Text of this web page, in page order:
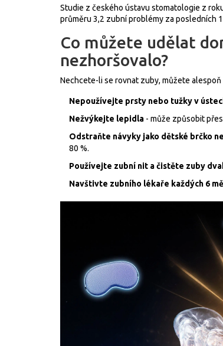
Studie z českého ústavu stomatologie z
průměru 3,2 zubní problémy za posledních
Co můžete udělat
nezhoršovalo?
Nechcete-li se rovnat zuby, můžete
Nepoužívejte prsty nebo tužky v
Nežvýkejte lepidla - může způsobit
Odstraňte návyky jako dětské brčko
80 %.
Používejte zubní nit a čistěte zuby
Navštivte zubního lékaře každých 6